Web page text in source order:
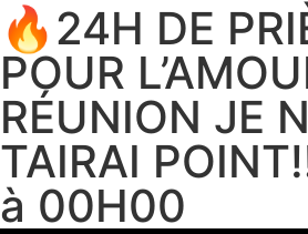
🔥24H DE
POUR
RÉUNION JE
TAIRAI
à 00H00